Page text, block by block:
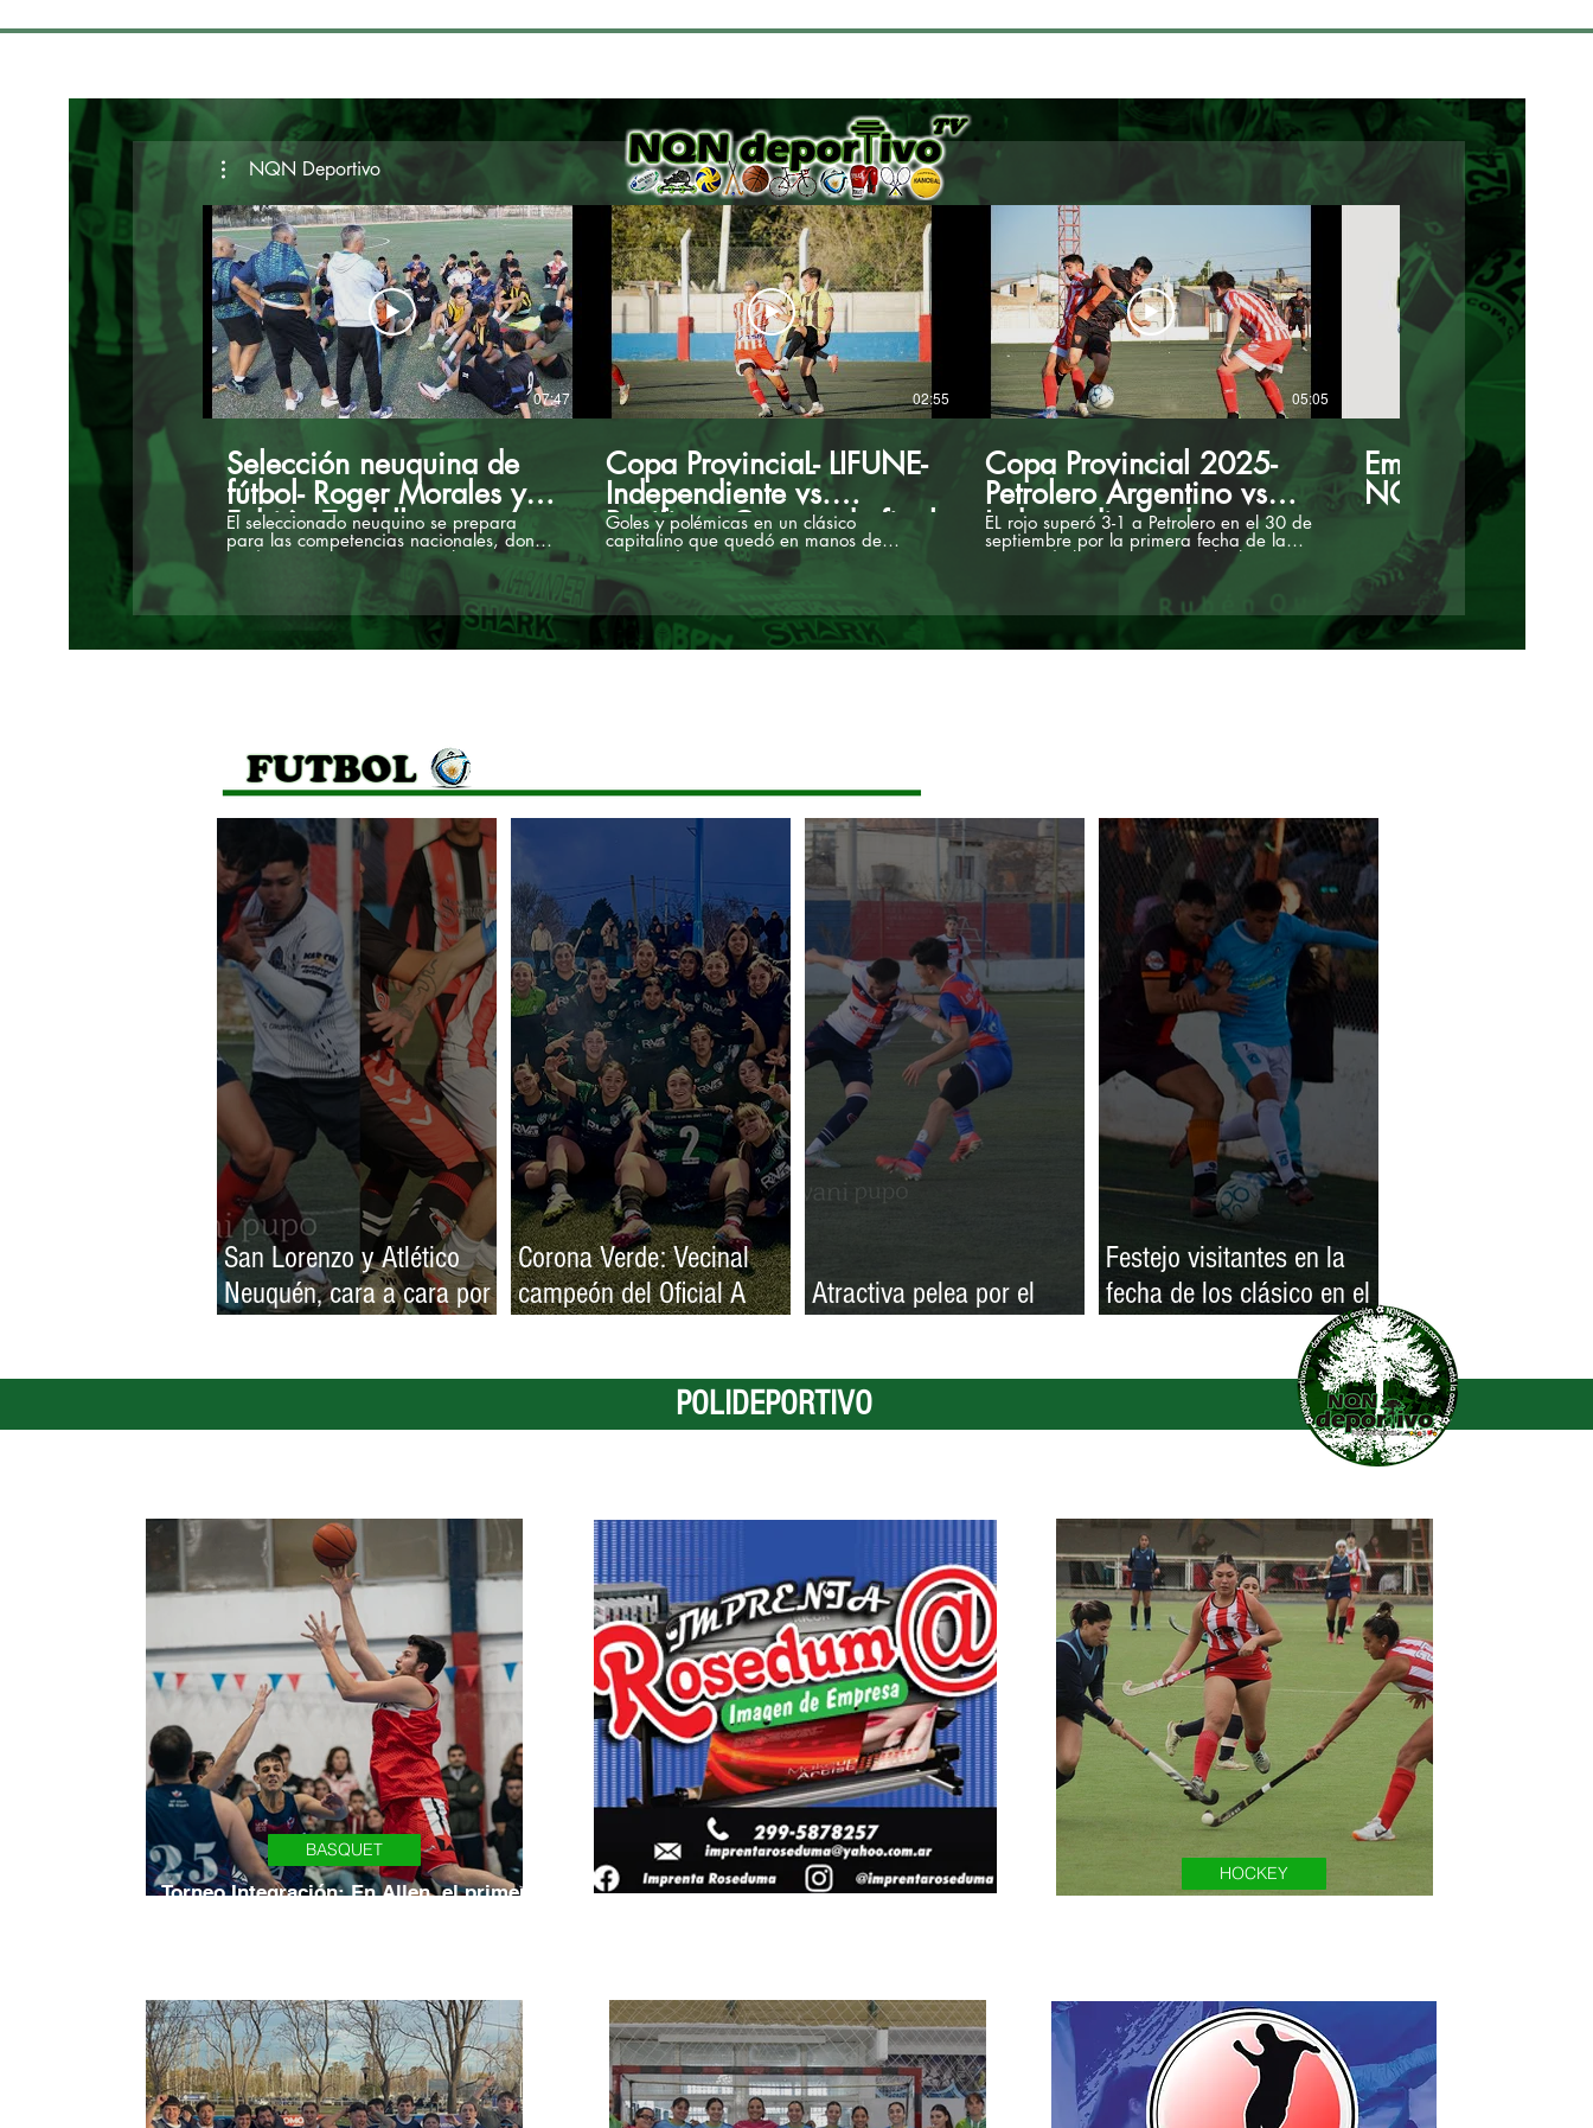
NQN Deportivo
07:47
Selección neuquina de
fútbol- Roger Morales y
Fabián Tardella
El seleccionado neuquino se prepara
para las competencias nacionales, donde
tendrá en primera instancia los Juegos
EPADe en La Pampa la próxima semana.
En el último entrenamiento de cara a la
presentación de la lista definitiva,
hablamos con Roger Morales, DT del
seleccionado, y Fabián Tardella,
02:55
Copa ProvinciaL- LIFUNE-
Independiente vs.
Pacifico - Cuartos de final
Goles y polémicas en un clásico
capitalino que quedó en manos de
Independiente por 3-2.
05:05
Copa Provincial 2025-
Petrolero Argentino vs
Independiente de
Neuquén
EL rojo superó 3-1 a Petrolero en el 30 de
septiembre por la primera fecha de la
zona 3 de la Copa Provincial. el equipo
que condice Gustavo Coronel se impuso
con los goles de Villa, Vergara, y Martín,
había igualado transitoriamente Alexis
Rios.
Emisión en
NQN Deportivo
San Lorenzo y Atlético
Neuquén, cara a cara por
Corona Verde: Vecinal
campeón del Oficial A
Atractiva pelea por el
Festejo visitantes en la
fecha de los clásico en el
POLIDEPORTIVO
Torneo Integración: En Allen, el primer
BASQUET
HOCKEY